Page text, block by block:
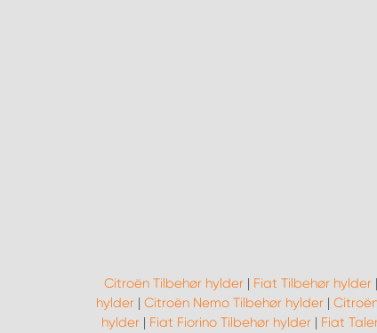
Citroën Tilbehør hylder | Fiat Tilbehør hylder |
hylder | Citroën Nemo Tilbehør hylder |
hylder | Fiat Fiorino Tilbehør hylder | Fiat